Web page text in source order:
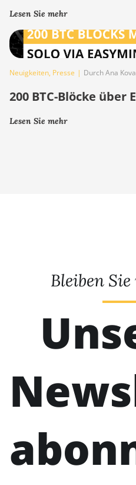
Lesen Sie mehr
Neuigkeiten, Presse | Durch Ana
200 BTC-Blöcke über
Lesen Sie mehr
Bleiben